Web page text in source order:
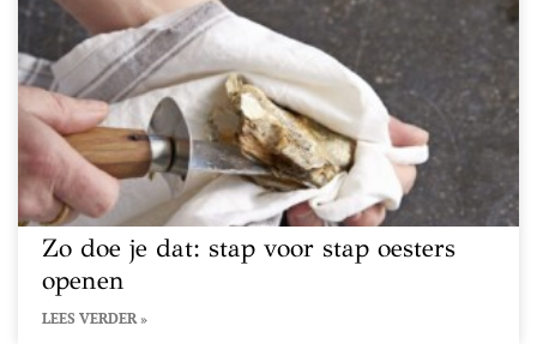
Zo doe je dat: stap voor stap oesters
openen
LEES VERDER »